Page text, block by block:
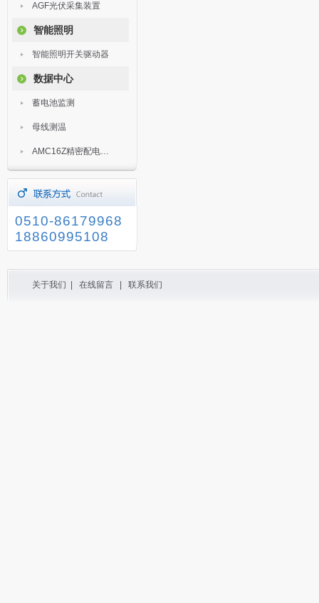
AGF光伏采集装置
智能照明
智能照明开关驱动器
数据中心
蓄电池监测
母线测温
AMC16Z精密配电监控装置
0510-86179968
18860995108
关于我们 在线留言 联系我们